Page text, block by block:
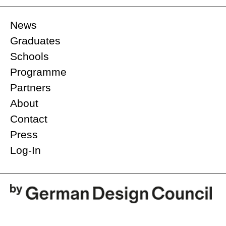
News
Graduates
Schools
Programme
Partners
About
Contact
Press
Log-In